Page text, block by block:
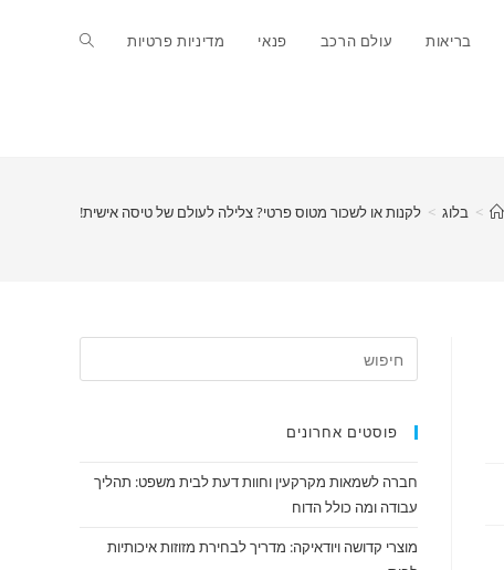
בריאות עולם הרכב פנאי מדיניות פרטיות Toggle
search > בלוג > לקנות או לשכור מטוס פרטי? צלילה לעולם של טיסה אישית!
פוסטים אחרונים
חברה לשמאות מקרקעין וחוות דעת לבית משפט: תהליך
עבודה ומה כולל הדוח
מוצרי קדושה ויודאיקה: מדריך לבחירת מזוזות איכותיות